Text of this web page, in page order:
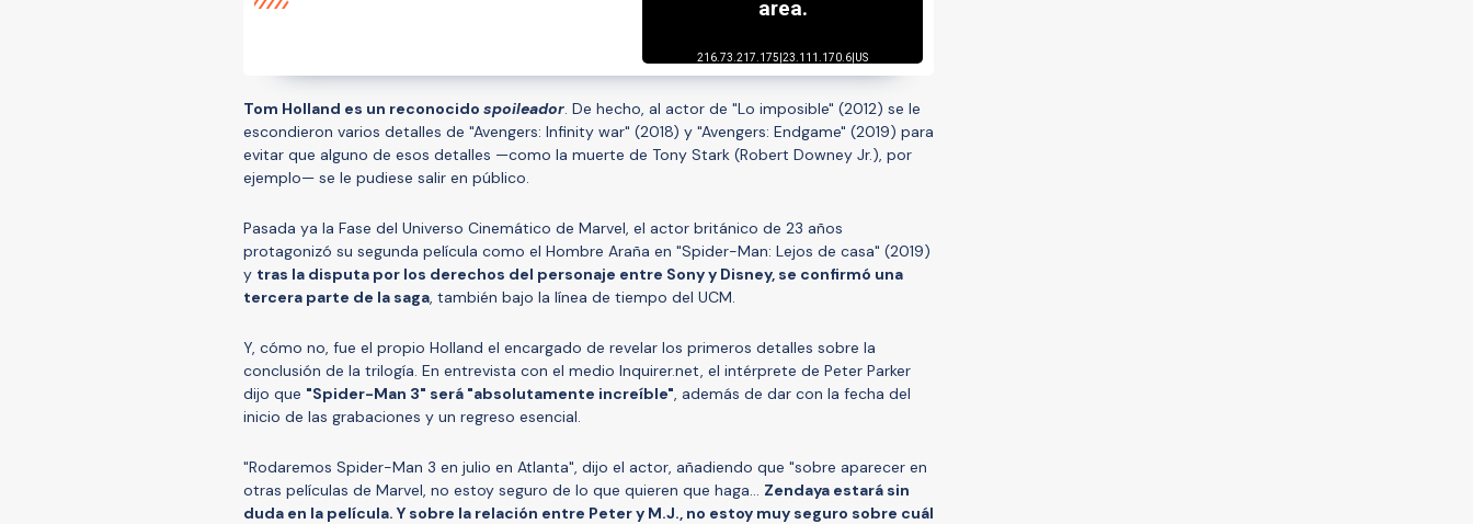
Tom Holland es un reconocido spoileador. De hecho, al actor de "Lo imposible" (2012) se le
escondieron varios detalles de "Avengers: Infinity war" (2018) y "Avengers: Endgame" (2019) para
evitar que alguno de esos detalles —como la muerte de Tony Stark (Robert Downey Jr.), por
ejemplo— se le pudiese salir en público.
Pasada ya la Fase del Universo Cinemático de Marvel, el actor británico de 23 años
protagonizó su segunda película como el Hombre Araña en "Spider-Man: Lejos de casa" (2019)
y tras la disputa por los derechos del personaje entre Sony y Disney, se confirmó una
tercera parte de la saga, también bajo la línea de tiempo del UCM.
Y, cómo no, fue el propio Holland el encargado de revelar los primeros detalles sobre la
conclusión de la trilogía. En entrevista con el medio Inquirer.net, el intérprete de Peter Parker
dijo que "Spider-Man 3" será "absolutamente increíble", además de dar con la fecha del
inicio de las grabaciones y un regreso esencial.
"Rodaremos Spider-Man 3 en julio en Atlanta", dijo el actor, añadiendo que "sobre aparecer en
otras películas de Marvel, no estoy seguro de lo que quieren que haga... Zendaya estará sin
duda en la película. Y sobre la relación entre Peter y M.J., no estoy muy seguro sobre cuál